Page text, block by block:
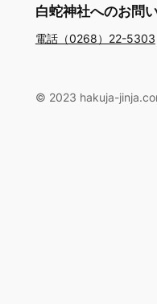
白蛇神社へのお問
電話（0268）22-5303
© 2023 hakuja-